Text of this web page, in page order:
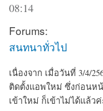
08:14
Forums:
สนทนาทั่วไป
เนื่องจาก เมื่อวันที่ 3/4/
ติดตั้งแอพใหม่ ซึ่งก่อนห
เข้าใหม่ ก็เข้าไม่ได้แล้ว